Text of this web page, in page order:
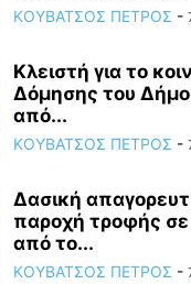
ΚΟΥΒΑΤΣΟΣ ΠΕΤΡΟΣ -
Κλειστή για το
Δόμησης του
από...
ΚΟΥΒΑΤΣΟΣ ΠΕΤΡΟΣ -
Δασική
παροχή τροφής σε
από το...
ΚΟΥΒΑΤΣΟΣ ΠΕΤΡΟΣ -